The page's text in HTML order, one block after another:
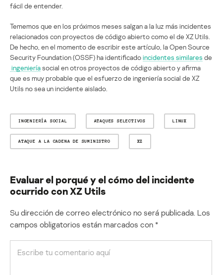
fácil de entender.
Tememos que en los próximos meses salgan a la luz más incidentes
relacionados con proyectos de código abierto como el de XZ Utils.
De hecho, en el momento de escribir este artículo, la Open Source
Security Foundation (OSSF) ha identificadoincidentes similares de
ingenieríasocial en otros proyectos de código abierto y afirma
que es muy probable que el esfuerzo de ingeniería social de XZ
Utils no sea un incidente aislado.
INGENIERÍA SOCIAL ATAQUES SELECTIVOS LINUX
ATAQUE A LA CADENA DE SUMINISTRO XZ
Evaluar el porqué y el cómo del incidente
ocurrido con XZ Utils
Su dirección de correo electrónico no será publicada. Los
campos obligatorios están marcados con *